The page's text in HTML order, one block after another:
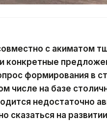
с акиматом
конкретные
формирования в
числе на базе
недостаточно
сказаться на